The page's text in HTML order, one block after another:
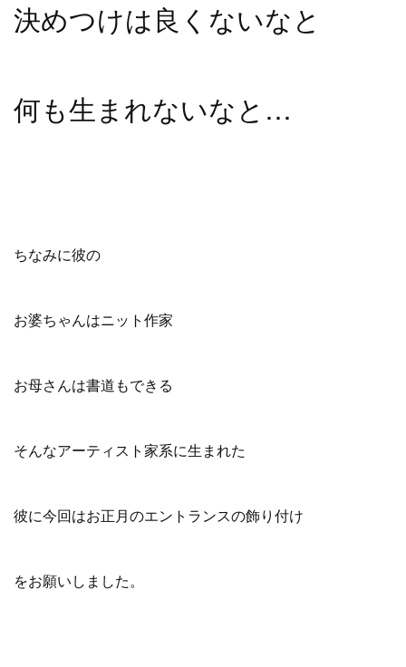
決めつけは良くないなと
何も生まれないなと…
ちなみに彼の
お婆ちゃんはニット作家
お母さんは書道もできる
そんなアーティスト家系に生まれた
彼に今回はお正月のエントランスの飾り付け
をお願いしました。